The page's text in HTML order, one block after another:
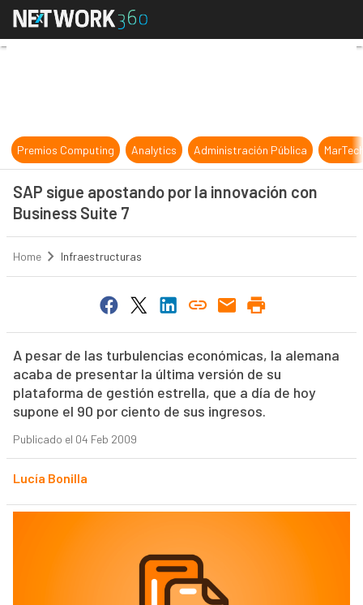
SAP sigue apostando por la
Premios Computing Analytics Administración Pública
SAP sigue apostando por la innovación con
Business Suite 7
Home Infraestructuras
A pesar de las turbulencias económicas, la alemana
acaba de presentar la última versión de su
plataforma de gestión estrella, que a día de hoy
supone el 90 por ciento de sus ingresos.
Publicado el 04 Feb 2009
Lucía Bonilla